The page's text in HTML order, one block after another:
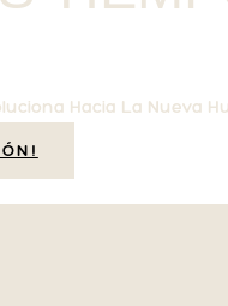
Hacia La Nueva